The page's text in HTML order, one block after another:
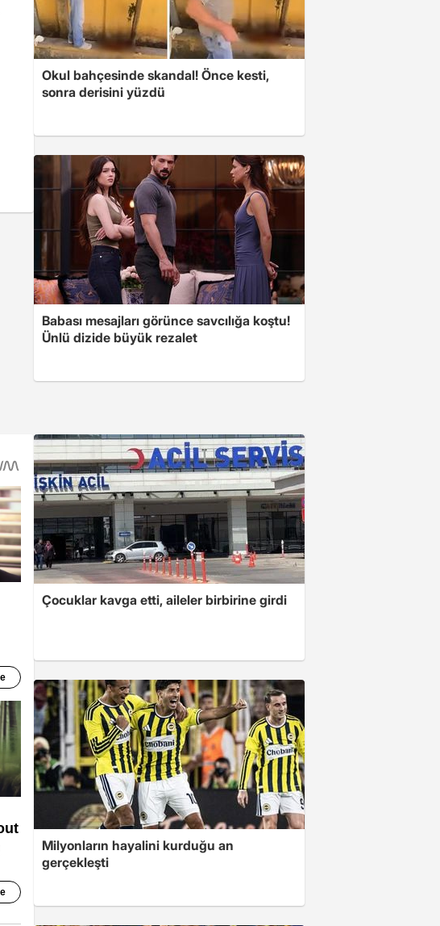
Okul bahçesinde skandal! Önce kesti,
sonra derisini yüzdü
Babası mesajları görünce savcılığa koştu!
Ünlü dizide büyük rezalet
Çocuklar kavga etti, aileler birbirine girdi
Milyonların hayalini kurduğu an
gerçekleşti